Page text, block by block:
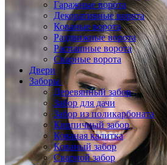
Гаражные ворота
Декоративные ворота
Кованые ворота
Раздвижные ворота
Распашные ворота
Сварные ворота
Двери
Заборы
Деревянный забор
Забор для дачи
Забор из поликарбоната
Кирпичный забор
Кованая калитка
Кованый забор
Сварной забор